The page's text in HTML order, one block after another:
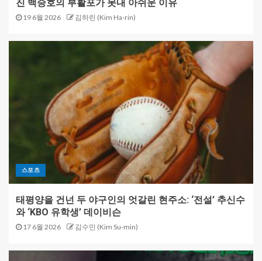
진 백승호의 부활포가 못내 아쉬운 이유
19 6월 2026 김하린 (Kim Ha-rin)
스포츠
태평양을 건넌 두 야구인의 엇갈린 현주소: ‘전설’ 추신수
와 ‘KBO 유학생’ 데이비슨
17 6월 2026 김수민 (Kim Su-min)